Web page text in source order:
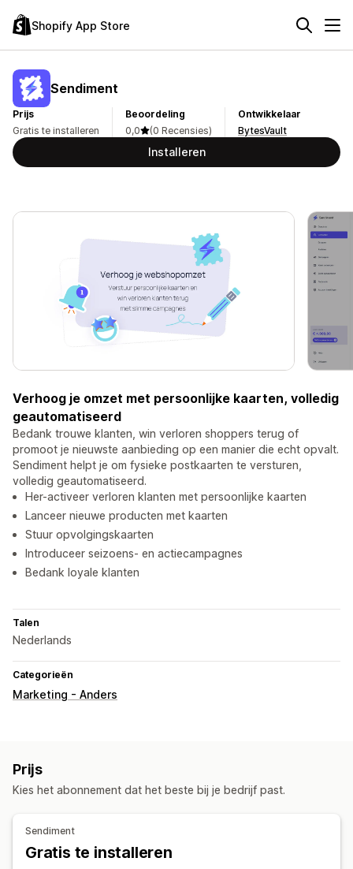
Shopify App Store
Sendiment
Prijs
Gratis te installeren
Beoordeling
0,0
(0 Recensies)
Ontwikkelaar
BytesVault
Installeren
Verhoog je omzet met persoonlijke kaarten, volledig
geautomatiseerd
Bedank trouwe klanten, win verloren shoppers terug of
promoot je nieuwste aanbieding op een manier die echt opvalt.
Sendiment helpt je om fysieke postkaarten te versturen,
volledig geautomatiseerd.
Her-activeer verloren klanten met persoonlijke kaarten
Lanceer nieuwe producten met kaarten
Stuur opvolgingskaarten
Introduceer seizoens- en actiecampagnes
Bedank loyale klanten
Talen
Nederlands
Categorieën
Marketing - Anders
Prijs
Kies het abonnement dat het beste bij je bedrijf past.
Sendiment
Gratis te installeren